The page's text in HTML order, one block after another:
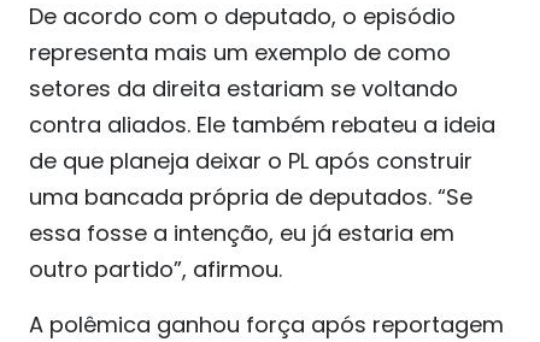
De acordo com o deputado, o episódio
representa mais um exemplo de como
setores da direita estariam se voltando
contra aliados. Ele também rebateu a ideia
de que planeja deixar o PL após construir
uma bancada própria de deputados. “Se
essa fosse a intenção, eu já estaria em
outro partido”, afirmou.
A polêmica ganhou força após reportagem